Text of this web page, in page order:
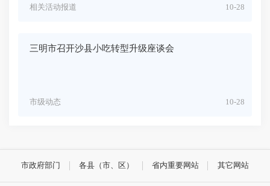
10-28
相关活动报道
三明市召开沙县小吃转型升级座谈会
10-28
市级动态
市政府部门 各县（市、区） 省内重要网站 其它网站